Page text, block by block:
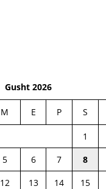
Gusht 2026
M E P S
1
5 6 7 8
12 13 14 15